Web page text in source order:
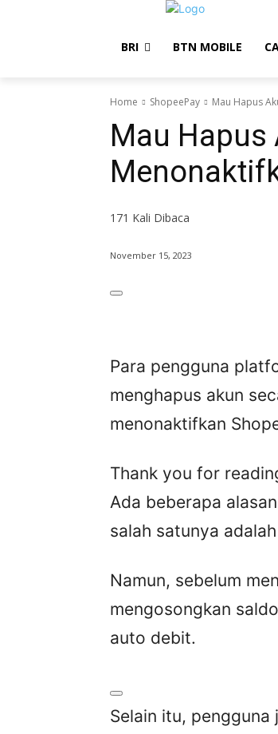
BRI BTN MOBILE
Home ShopeePay Mau Hapus
Mau Hapus
171 Kali Dibaca
November 15, 2023
Para pengguna
menghapus akun
menonaktifkan
Thank you for
Ada beberapa
salah satunya
Namun, sebelum
mengosongkan
auto debit.
Selain itu, pengguna